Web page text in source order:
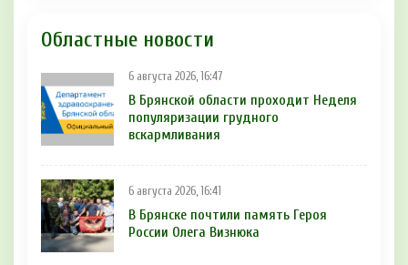
Областные новости
6 августа 2026, 16:47
В Брянской области проходит Неделя
популяризации грудного
вскармливания
6 августа 2026, 16:41
В Брянске почтили память Героя
России Олега Визнюка